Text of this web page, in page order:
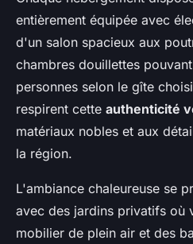
entièrement équipée avec
d'un salon spacieux aux
chambres douillettes
personnes selon le gîte
respirent cette authenticité
matériaux nobles et aux
la région.
L'ambiance chaleureuse se
avec des jardins privatifs où
mobilier de plein air et des